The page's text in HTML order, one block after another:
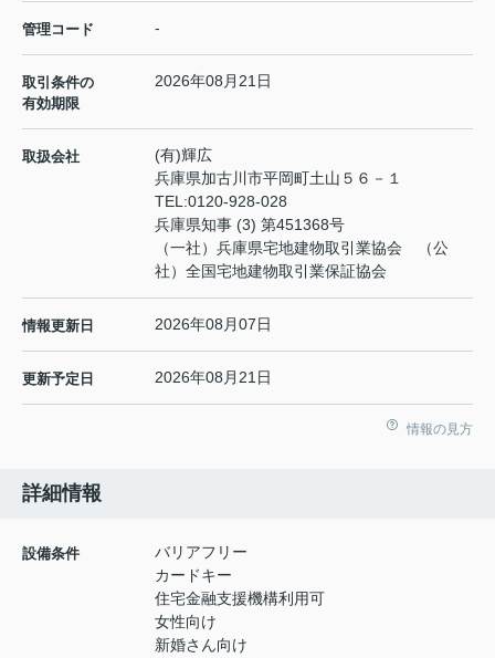
管理コード -
取引条件の
有効期限
2026年08月21日
取扱会社
(有)輝広
兵庫県加古川市平岡町土山５６－１
TEL:0120-928-028
兵庫県知事 (3) 第451368号
（一社）兵庫県宅地建物取引業協会 （公
社）全国宅地建物取引業保証協会
情報更新日 2026年08月07日
更新予定日 2026年08月21日
情報の見方
詳細情報
設備条件
バリアフリー
カードキー
住宅金融支援機構利用可
女性向け
新婚さん向け